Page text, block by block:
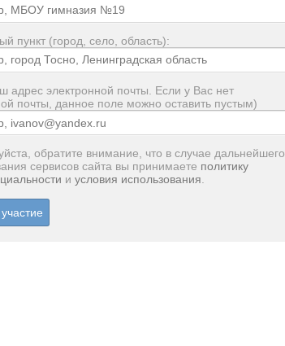
пункт (город, село, область):
адрес электронной почты. Если у Вас нет
почты, данное поле можно оставить пустым)
обратите внимание, что в случае дальнейшего
сервисов сайта вы принимаете политику
и условия использования